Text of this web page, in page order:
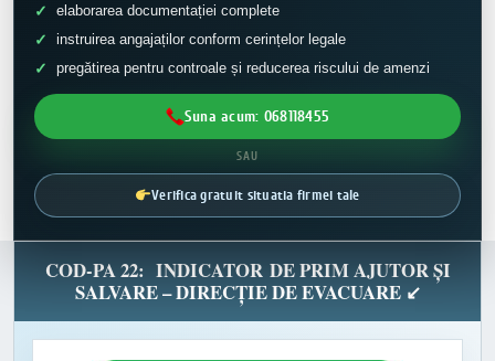
elaborarea documentației complete
instruirea angajaților conform cerințelor legale
pregătirea pentru controale și reducerea riscului de amenzi
Suna acum: 068118455
SAU
Verifica gratuit situatia firmei tale
COD-PA 22: INDICATOR DE PRIM AJUTOR ȘI
SALVARE – DIRECȚIE DE EVACUARE ↙